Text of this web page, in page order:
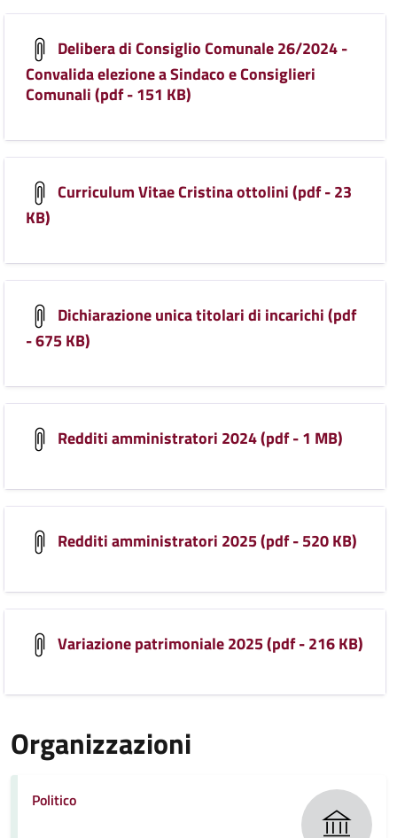
Delibera di Consiglio Comunale 26/2024 -
Convalida elezione a Sindaco e Consiglieri
Comunali (pdf - 151 KB)
Curriculum Vitae Cristina ottolini (pdf - 23
KB)
Dichiarazione unica titolari di incarichi (pdf
- 675 KB)
Redditi amministratori 2024 (pdf - 1 MB)
Redditi amministratori 2025 (pdf - 520 KB)
Variazione patrimoniale 2025 (pdf - 216 KB)
Organizzazioni
Politico